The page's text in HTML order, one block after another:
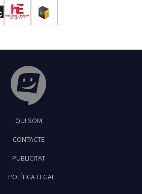
Feliu de Guíxols
QUI SOM
CONTACTE
PUBLICITAT
POLÍTICA LEGAL